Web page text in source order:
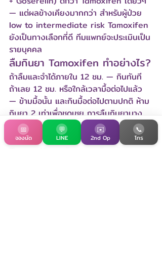
— แต่ผลข้างเคียงมากกว่า สำหรับผู้ป่วย
low to intermediate risk Tamoxifen
ยังเป็นทางเลือกที่ดี ทีมแพทย์จะประเมินเป็น
รายบุคคล
ลืมกินยา Tamoxifen ทำอย่างไร?
ถ้าลืมและจำได้ภายใน 12 ชม. — กินทันที
ถ้าเลย 12 ชม. หรือใกล้เวลามื้อต่อไปแล้ว
— ข้ามมื้อนั้น และกินมื้อต่อไปตามปกติ ห้าม
กินยา 2 เท่าเพื่อชดเชย การลืมกินยาบาง
ครั้งไม่ส่งผลต่อประสิทธิภาพการรักษาโดย
รวม แต่ควรพยายามกินสม่ำเสมอ
📅
จองนัด
💬
LINE
✉️
2nd Op
📞
โทร